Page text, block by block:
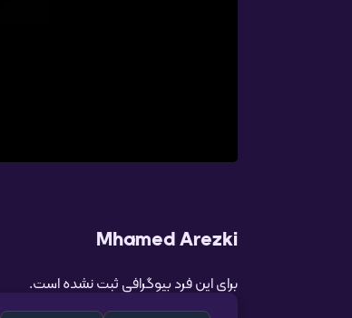
Mhamed Arezki
برای این فرد بیوگرافی ثبت نشده است.